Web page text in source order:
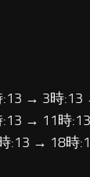
→ 3時
→ 11時
:13 → 18時